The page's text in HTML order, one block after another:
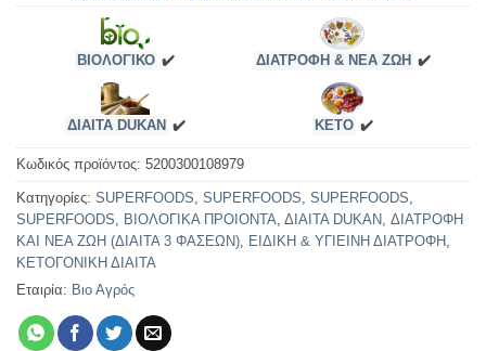
ΒΙΟΛΟΓΙΚΟ ✔️ ΔΙΑΤΡΟΦΗ & ΝΕΑ ΖΩΗ ✔️
ΔΙΑΙΤΑ DUKAN ✔️ KETO ✔️
Κωδικός προϊόντος: 5200300108979
Κατηγορίες: SUPERFOODS, SUPERFOODS, SUPERFOODS,
SUPERFOODS, ΒΙΟΛΟΓΙΚΑ ΠΡΟΙΟΝΤΑ, ΔΙΑΙΤΑ DUKAN, ΔΙΑΤΡΟΦΗ
ΚΑΙ ΝΕΑ ΖΩΗ (ΔΙΑΙΤΑ 3 ΦΑΣΕΩΝ), ΕΙΔΙΚΗ & ΥΓΙΕΙΝΗ ΔΙΑΤΡΟΦΗ ,
ΚΕΤΟΓΟΝΙΚΗ ΔΙΑΙΤΑ
Εταιρία: Βιο Αγρός